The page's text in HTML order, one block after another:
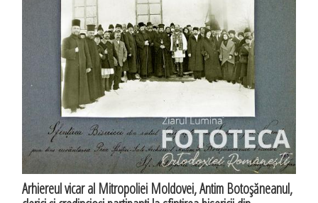
Arhiereul vicar al Mitropoliei Moldovei, Antim Botoşăneanul,